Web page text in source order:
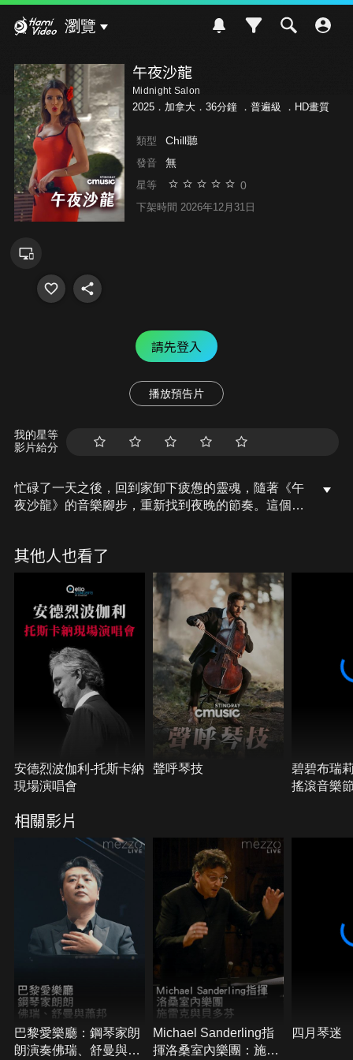
瀏覽
午夜沙龍
Midnight Salon
2025．加拿大．36分鐘 ． 普遍級 ．HD畫質
類型 Chill聽
發音 無
星等 0
下架時間 2026年12月31日
請先登入
播放預告片
我的星等
影片給分
忙碌了一天之後，回到家卸下疲憊的靈魂，隨著《午
夜沙龍》的音樂腳步，重新找到夜晚的節奏。這個單
提琴家埃絲特阿布拉米、德國女鋼琴家吉娜愛麗絲以
及曾來台演出的女大提琴家卡蜜兒托瑪等知名國際音
樂家最新音樂作品。
其他人也看了
安德烈波伽利-托斯卡納
現場演唱會
聲呼琴技
碧碧布瑞
搖滾音樂
相關影片
巴黎愛樂廳：鋼琴家朗
朗演奏佛瑞、舒曼與蕭
Michael Sanderling指
揮洛桑室內樂團：施雷
四月琴迷